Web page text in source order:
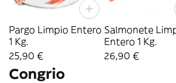
Pargo Limpio Entero
1 Kg.
25,90 €
Salmonete
Entero 1 Kg.
26,90 €
Congrio